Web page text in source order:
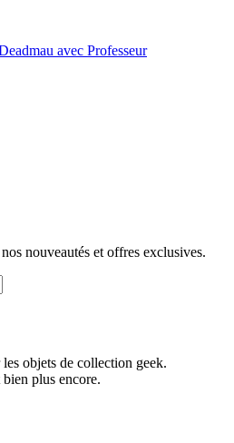
avec Professeur
nouveautés et offres exclusives.
objets de collection geek.
plus encore.